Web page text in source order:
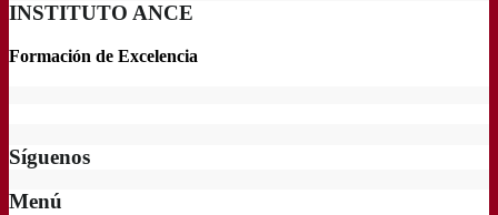
INSTITUTO ANCE
Formación de Excelencia
Síguenos
Menú